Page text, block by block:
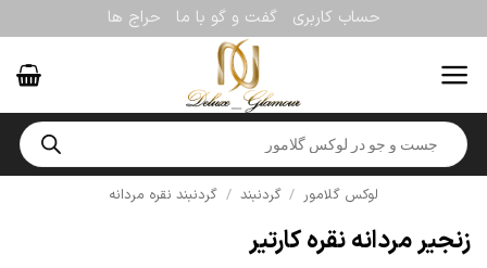
to
content
حساب کاربری گفت و گو با ما حراج ها
Products
search
لوکس گلامور / گردنبند / گردنبند نقره مردانه
زنجیر مردانه نقره کارتیر